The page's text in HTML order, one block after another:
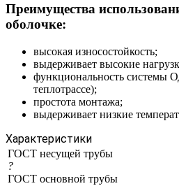
Преимущества
оболочке:
высокая износостойкость;
выдерживает высокие
функциональность системы
теплотрассе);
простота монтажа;
выдерживает низкие
Характеристики
ГОСТ несущей трубы
?
ГОСТ основной трубы